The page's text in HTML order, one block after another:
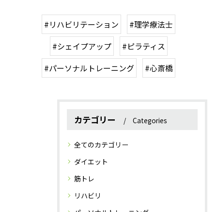
#リハビリテーション
#理学療法士
#シェイプアップ
#ピラティス
#パーソナルトレーニング
#心斎橋
カテゴリー Categories
全てのカテゴリー
ダイエット
筋トレ
リハビリ